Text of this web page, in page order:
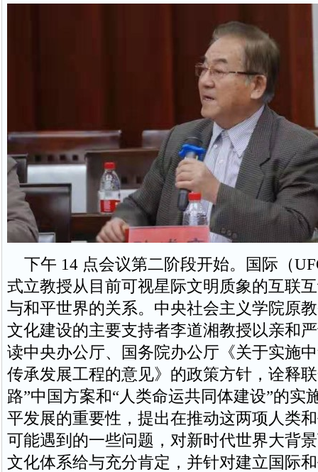
下午 14 点会议第二阶段开始。国际（
式立教授从目前可视星际文明质象的互联
与和平世界的关系。中央社会主义学院原
文化建设的主要支持者李道湘教授以亲和
读中央办公厅、国务院办公厅《关于实施
传承发展工程的意见》的政策方针，诠释
路”中国方案和“人类命运共同体建设”的实
平发展的重要性，提出在推动这两项人类
可能遇到的一些问题，对新时代世界大背
文化体系给与充分肯定，并针对建立国际